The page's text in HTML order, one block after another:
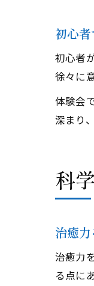
初心
初心者
徐々に
体験会
深まり
科
治癒
治癒力
る点に